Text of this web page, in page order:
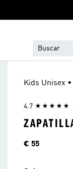
Kids Unisex
4.7
Precio
€ 55